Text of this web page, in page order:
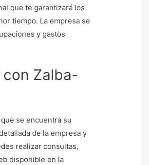
que te garantizará los
tiempo. La empresa se
y gastos
Zalba-
se encuentra su
de la empresa y
realizar consultas,
disponible en la